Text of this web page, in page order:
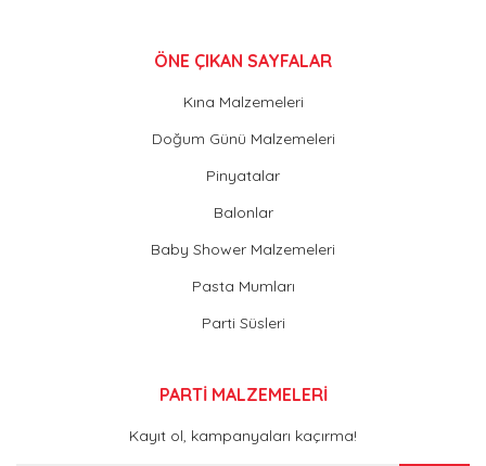
ÖNE ÇIKAN SAYFALAR
Kına Malzemeleri
Doğum Günü Malzemeleri
Pinyatalar
Balonlar
Baby Shower Malzemeleri
Pasta Mumları
Parti Süsleri
PARTİ MALZEMELERİ
Kayıt ol, kampanyaları kaçırma!